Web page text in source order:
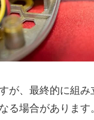
が、最終的に組み
る場合があります